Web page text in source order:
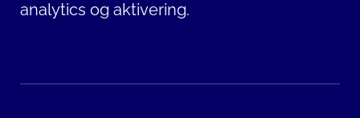
analytics og aktivering.